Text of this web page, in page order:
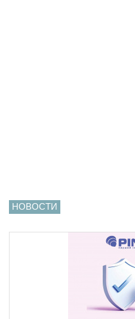
НОВОСТИ